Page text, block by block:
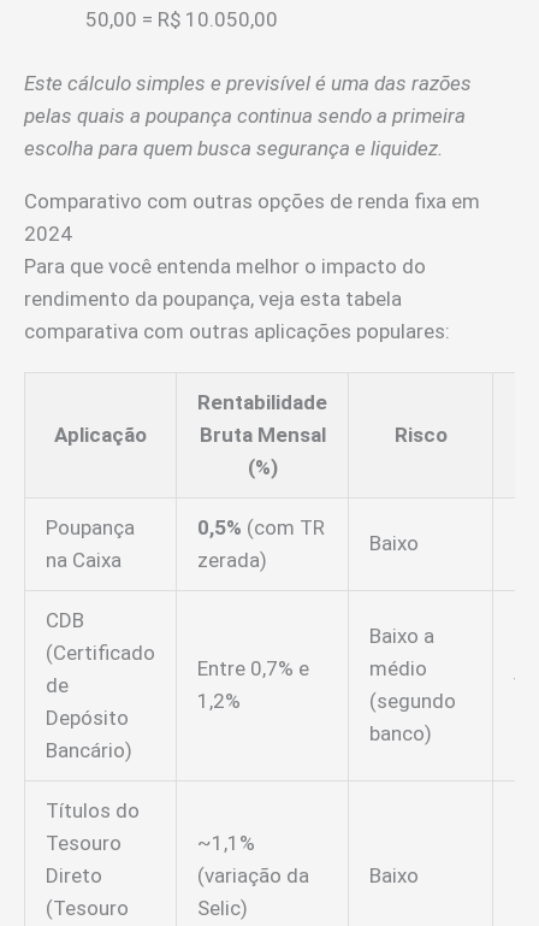
50,00 = R$ 10.050,00
Este cálculo simples e previsível é uma das razões
pelas quais a poupança continua sendo a primeira
escolha para quem busca segurança e liquidez.
Comparativo com outras opções de renda fixa em
2024
Para que você entenda melhor o impacto do
rendimento da poupança, veja esta tabela
comparativa com outras aplicações populares:
Aplicação
Rentabilidade
Bruta Mensal
(%)
Risco
Poupança
na Caixa
0,5% (com TR
zerada)
Baixo
CDB
(Certificado
de
Depósito
Bancário)
Entre 0,7% e
1,2%
Baixo a
médio
(segundo
banco)
Títulos do
Tesouro
Direto
(Tesouro
~1,1%
(variação da
Selic)
Baixo